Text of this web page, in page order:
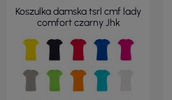
Koszulka damska tsrl cmf lady
comfort czarny Jhk